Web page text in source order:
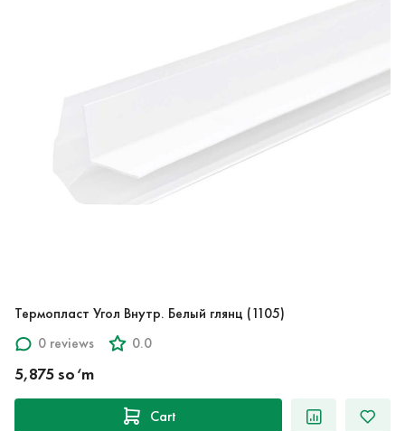
Термопласт Угол Внутр. Белый глянц (1105)
0 reviews
0.0
5,875 so‘m
Cart